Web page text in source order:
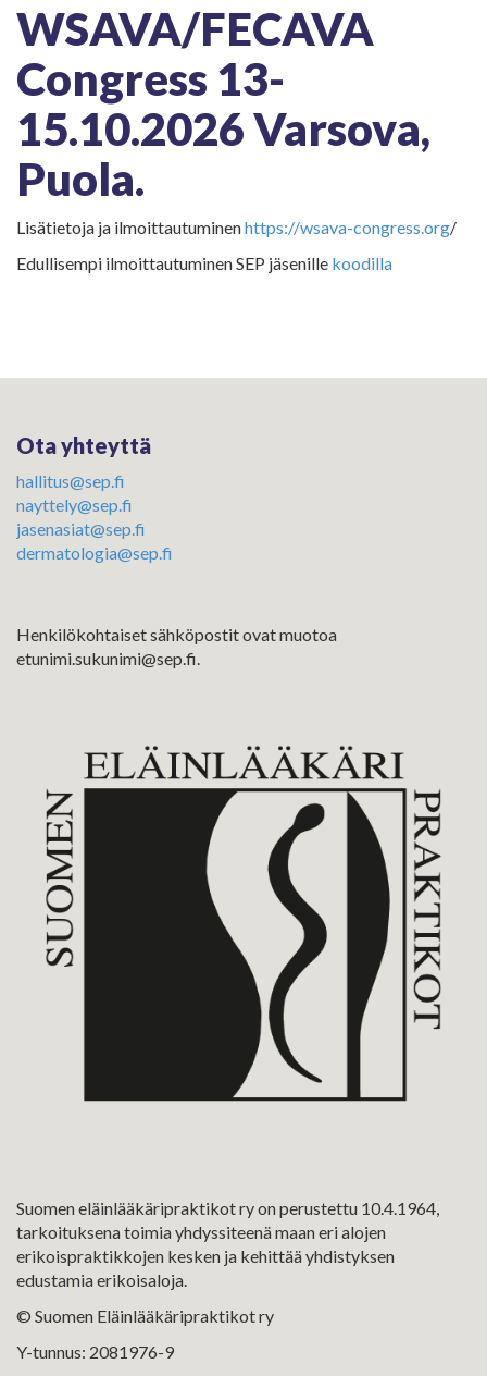
WSAVA/FECAVA
Congress 13-
15.10.2026 Varsova,
Puola.
Lisätietoja ja ilmoittautuminenhttps://wsava-congress.org/
Edullisempi ilmoittautuminen SEP jäsenille koodilla
Ota yhteyttä
hallitus@sep.fi
nayttely@sep.fi
jasenasiat@sep.fi
dermatologia@sep.fi
Henkilökohtaiset sähköpostit ovat muotoa
etunimi.sukunimi@sep.fi.
Suomen eläinlääkäripraktikot ry on perustettu 10.4.1964,
tarkoituksena toimia yhdyssiteenä maan eri alojen
erikoispraktikkojen kesken ja kehittää yhdistyksen
edustamia erikoisaloja.
© Suomen Eläinlääkäripraktikot ry
Y-tunnus: 2081976-9